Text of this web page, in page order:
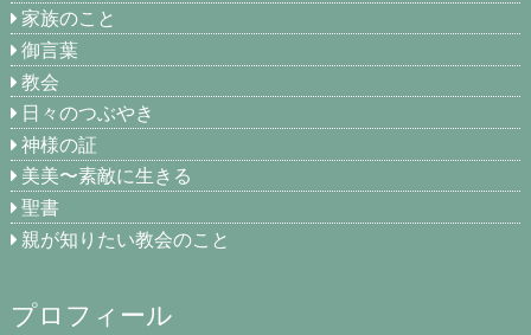
家族のこと
御言葉
教会
日々のつぶやき
神様の証
美美〜素敵に生きる
聖書
親が知りたい教会のこと
プロフィール